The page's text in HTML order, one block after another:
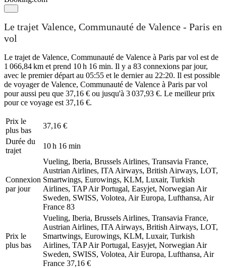
Le trajet Valence, Communauté de Valence - Paris en
vol
Le trajet de Valence, Communauté de Valence à Paris par vol est de
1 066,84 km et prend 10 h 16 min. Il y a 83 connexions par jour,
avec le premier départ au 05:55 et le dernier au 22:20. Il est possible
de voyager de Valence, Communauté de Valence à Paris par vol
pour aussi peu que 37,16 € ou jusqu'à 3 037,93 €. Le meilleur prix
pour ce voyage est 37,16 €.
Prix ​​le
plus bas
37,16 €
Durée du
trajet
10 h 16 min
Connexion
par jour
Vueling, Iberia, Brussels Airlines, Transavia France,
Austrian Airlines, ITA Airways, British Airways, LOT,
Smartwings, Eurowings, KLM, Luxair, Turkish
Airlines, TAP Air Portugal, Easyjet, Norwegian Air
Sweden, SWISS, Volotea, Air Europa, Lufthansa, Air
France 83
Prix ​​le
plus bas
Vueling, Iberia, Brussels Airlines, Transavia France,
Austrian Airlines, ITA Airways, British Airways, LOT,
Smartwings, Eurowings, KLM, Luxair, Turkish
Airlines, TAP Air Portugal, Easyjet, Norwegian Air
Sweden, SWISS, Volotea, Air Europa, Lufthansa, Air
France 37,16 €